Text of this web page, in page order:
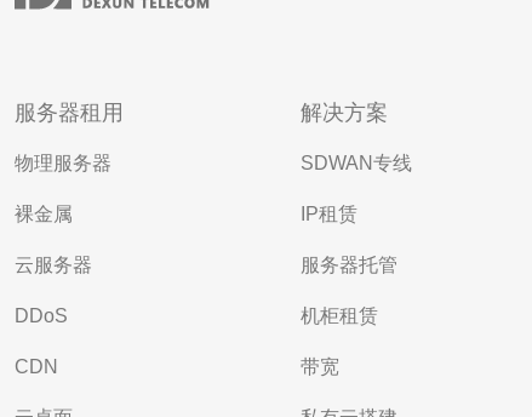
服务器租用
物理服务器
裸金属
云服务器
DDoS
CDN
解决方案
SDWAN专线
IP租赁
服务器托管
机柜租赁
带宽